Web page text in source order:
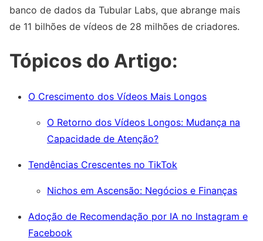
banco de dados da Tubular Labs, que abrange mais
de 11 bilhões de vídeos de 28 milhões de criadores.
Tópicos do Artigo:
O Crescimento dos Vídeos Mais Longos
O Retorno dos Vídeos Longos: Mudança na
Capacidade de Atenção?
Tendências Crescentes no TikTok
Nichos em Ascensão: Negócios e Finanças
Adoção de Recomendação por IA no Instagram e
Facebook